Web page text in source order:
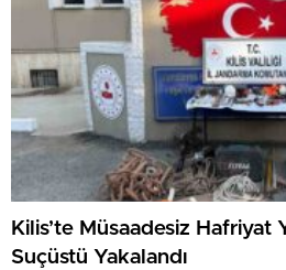
Kilis’te Müsaadesiz Hafriyat
Suçüstü Yakalandı